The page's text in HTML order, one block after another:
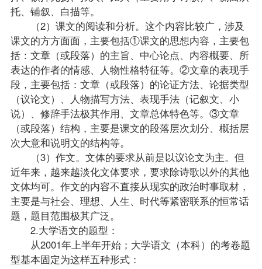
托、铺叙、白描等。
（2）课文的阅读和分析。这个内容比较广，涉及
课文的方方面面，主要包括①课文的思想内容，主要包
括：文章（或段落）的主旨、中心论点、内容概要、所
表达的作者的情感、人物性格特征等。②文章的表现手
段，主要包括：文章（或段落）的论证方法、论据类型
（议论文）、人物描写方法、表现手法（记叙文、小
说）、修辞手法极其作用、文章总体特色等。③文章
（或段落）结构，主要是课文的段落层次划分、概括层
次大意和说明文的结构等。
（3）作文。文体的要求从前是以议论文为主。但
近年来，越来越淡化文体要求，要求除诗歌以外的其他
文体均可。作文的内容不直接从现实的政治时事取材，
主要是与社会、理想、人生、时代等紧密联系的恒常话
题，题目范围极其广泛。
2.大学语文的题型：
从2001年上半年开始；大学语文（本科）的考卷题
型基本固定为这样五种形式：